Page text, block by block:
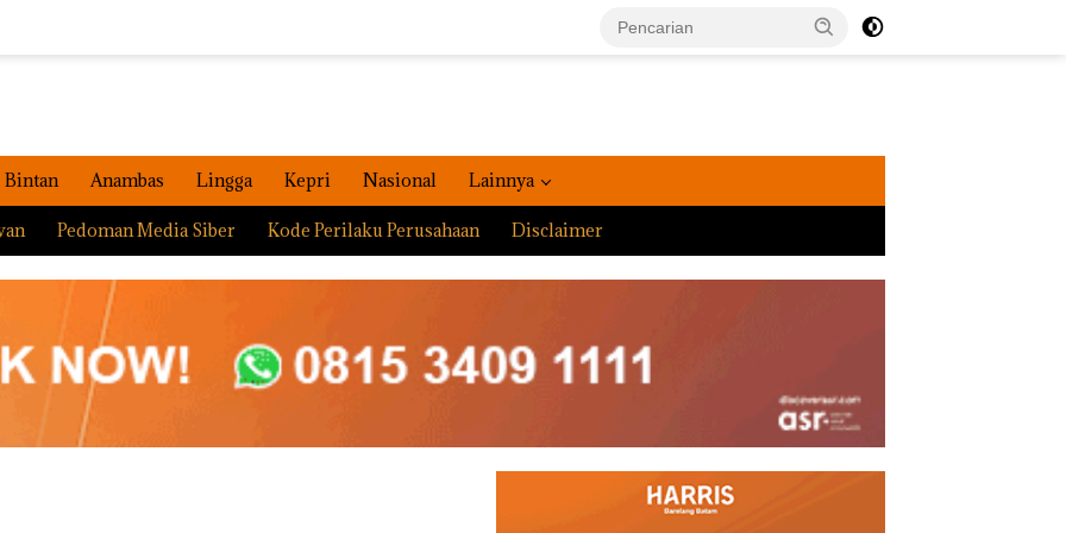
Bintan Anambas Lingga Kepri Nasional Lainnya
Pedoman Media Siber Kode Perilaku Perusahaan Disclaimer